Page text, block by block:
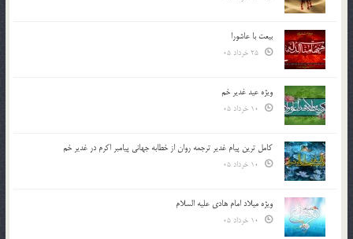
بیعت با عاشورا
ویژه عید غدیر خم
کامل ترین پیام غدیر ترجمه روان از خطابه جهانی پیامبر اکرم در غدیر خم
ویژه میلاد امام هادی علیه السلام